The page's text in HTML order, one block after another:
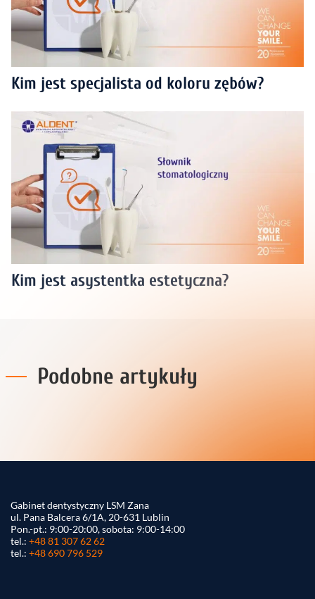
Kim jest specjalista od koloru zębów?
Kim jest asystentka estetyczna?
Podobne artykuły
Gabinet dentystyczny LSM Zana
ul. Pana Balcera 6/1A, 20-631 Lublin
Pon.-pt.: 9:00-20:00, sobota: 9:00-14:00
tel.: +48 81 307 62 62
tel.: +48 690 796 529